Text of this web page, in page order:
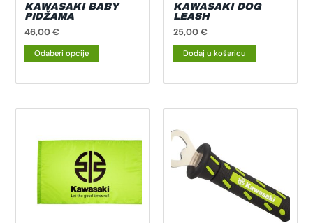
KAWASAKI BABY
PIDŽAMA
46,00€
Odaberi opcije
na
KAWASAKI DOG
LEASH
25,00€
Dodaj u košaricu